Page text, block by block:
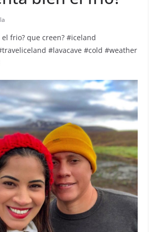
frio? que creen? #iceland
#lavacave #cold #weather